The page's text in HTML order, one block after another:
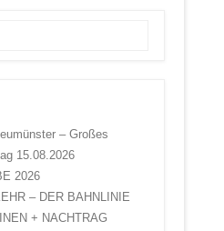
– Großes
15.08.2026
2026
– DER BAHNLINIE
+ NACHTRAG